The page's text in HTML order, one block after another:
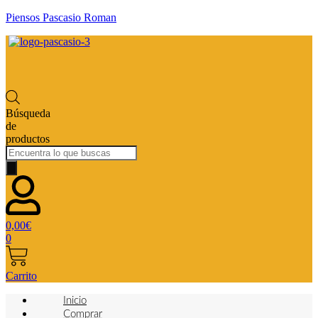
Piensos Pascasio Roman
Búsqueda
de
productos
0,00€
0
Carrito
Inicio
Comprar